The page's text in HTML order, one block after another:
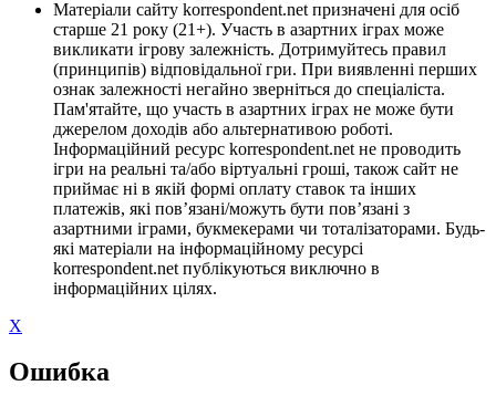
Матеріали сайту korrespondent.net призначені для осіб
старше 21 року (21+). Участь в азартних іграх може
викликати ігрову залежність. Дотримуйтесь правил
(принципів) відповідальної гри. При виявленні перших
ознак залежності негайно зверніться до спеціаліста.
Пам'ятайте, що участь в азартних іграх не може бути
джерелом доходів або альтернативою роботі.
Інформаційний ресурс korrespondent.net не проводить
ігри на реальні та/або віртуальні гроші, також сайт не
приймає ні в якій формі оплату ставок та інших
платежів, які пов’язані/можуть бути пов’язані з
азартними іграми, букмекерами чи тоталізаторами. Будь-
які матеріали на інформаційному ресурсі
korrespondent.net публікуються виключно в
інформаційних цілях.
X
Ошибка